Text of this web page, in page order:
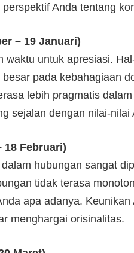
Anda tentang
– 19 Januari)
waktu untuk apresiasi.
pada kebahagiaan
lebih pragmatis
sejalan dengan nilai-nilai
18 Februari)
hubungan sangat
tidak terasa
apa adanya.
menghargai orisinalitas.